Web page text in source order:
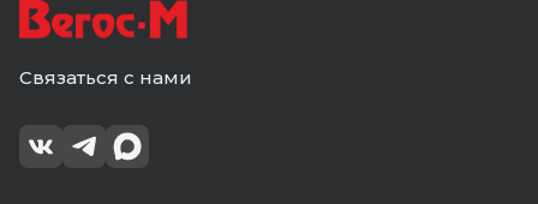
Связаться с нами